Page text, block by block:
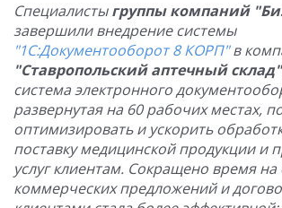
Специалистыгруппы компаний
завершили внедрение системы
"1С:Документооборот 8 КОРП"в
"Ставропольский аптечный склад"
система электронного
развернутая на 60 рабочих местах,
оптимизировать и ускорить
поставку медицинской продукции и
услуг клиентам. Сокращено время на
коммерческих предложений и